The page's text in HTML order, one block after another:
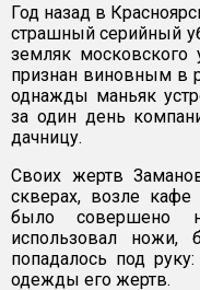
Год назад в
страшный серийный
земляк
признан виновным в
однажды маньяк
за один день
дачницу.
Своих жертв
скверах, возле
было совершено
использовал
попадалось под
одежды его жертв.